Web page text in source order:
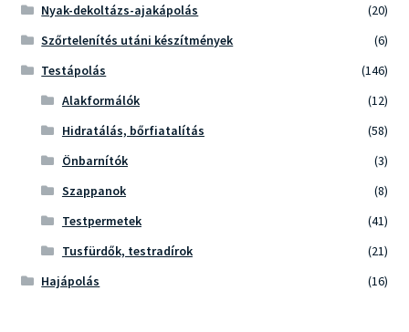
Nyak-dekoltázs-ajakápolás
(20)
Szőrtelenítés utáni készítmények
(6)
Testápolás
(146)
Alakformálók
(12)
Hidratálás, bőrfiatalítás
(58)
Önbarnítók
(3)
Szappanok
(8)
Testpermetek
(41)
Tusfürdők, testradírok
(21)
Hajápolás
(16)